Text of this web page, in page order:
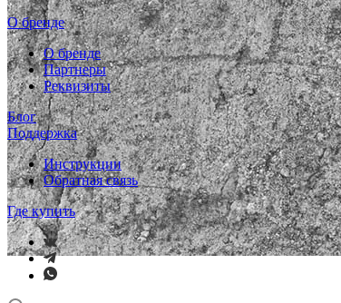
О бренде
О бренде
Партнеры
Реквизиты
Блог
Поддержка
Инструкции
Обратная связь
Где купить